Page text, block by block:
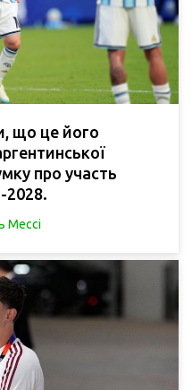
що це його
про участь
2028.
Мессі